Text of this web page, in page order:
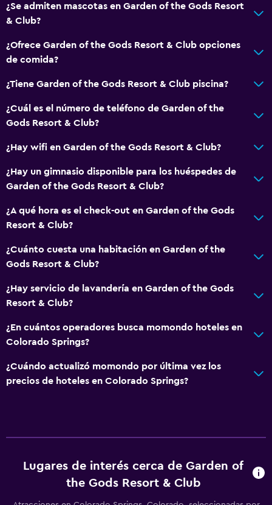
¿Se admiten mascotas en Garden of the Gods Resort
& Club?
¿Ofrece Garden of the Gods Resort & Club opciones
de comida?
¿Tiene Garden of the Gods Resort & Club piscina?
¿Cuál es el número de teléfono de Garden of the
Gods Resort & Club?
¿Hay wifi en Garden of the Gods Resort & Club?
¿Hay un gimnasio disponible para los huéspedes de
Garden of the Gods Resort & Club?
¿A qué hora es el check-out en Garden of the Gods
Resort & Club?
¿Cuánto cuesta una habitación en Garden of the
Gods Resort & Club?
¿Hay servicio de lavandería en Garden of the Gods
Resort & Club?
¿En cuántos operadores busca momondo hoteles en
Colorado Springs?
¿Cuándo actualizó momondo por última vez los
precios de hoteles en Colorado Springs?
Lugares de interés cerca de Garden of
the Gods Resort & Club